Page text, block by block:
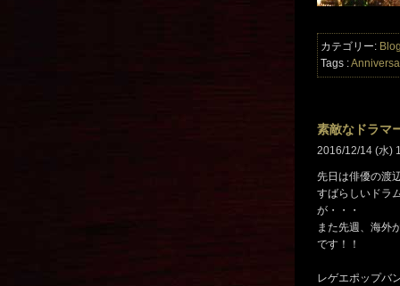
カテゴリー:
Tags :
素敵なドラマ
2016/12/14 (水)
先日は俳優の渡
すばらしいドラ
が・・・
また先週、海外
です！！
レゲエポップバ